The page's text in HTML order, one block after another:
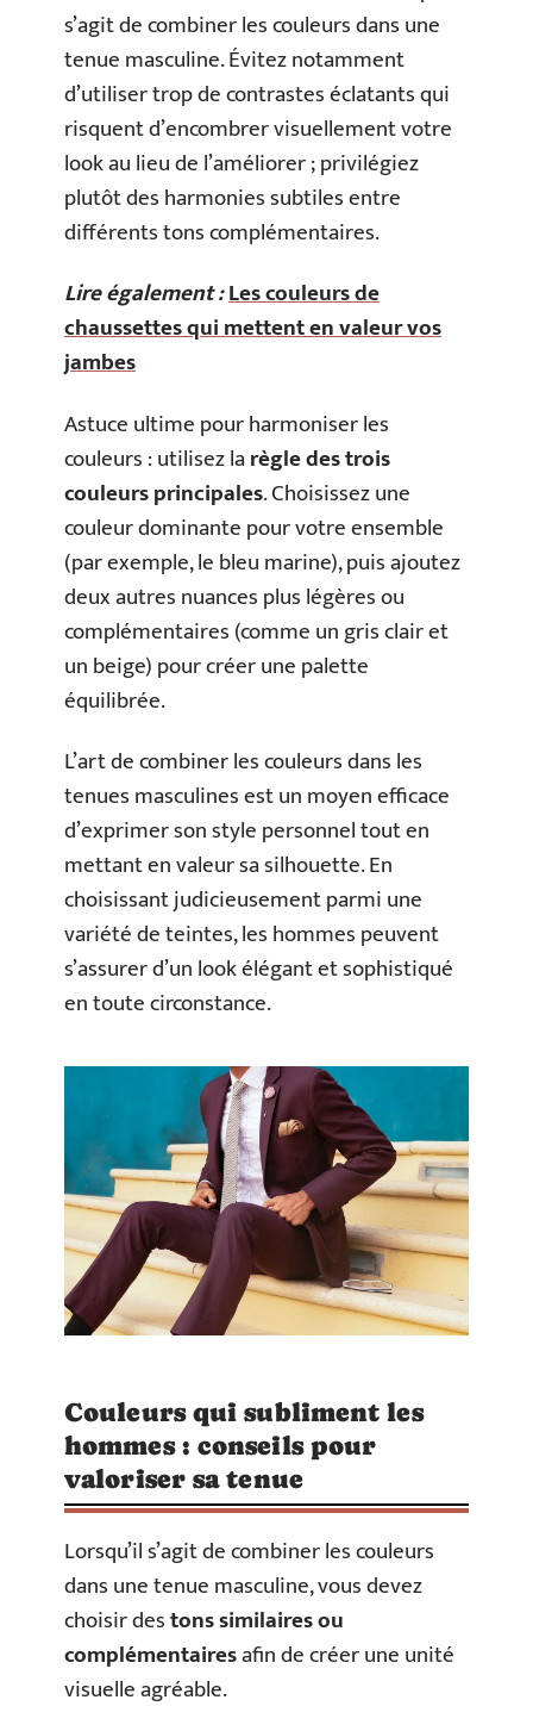
s’agit de combiner les couleurs dans une
tenue masculine. Évitez notamment
d’utiliser trop de contrastes éclatants qui
risquent d’encombrer visuellement votre
look au lieu de l’améliorer ; privilégiez
plutôt des harmonies subtiles entre
différents tons complémentaires.
Lire également :Les couleurs de
chaussettes qui mettent en valeur vos
jambes
Astuce ultime pour harmoniser les
couleurs : utilisez larègle des trois
couleurs principales. Choisissez une
couleur dominante pour votre ensemble
(par exemple, le bleu marine), puis ajoutez
deux autres nuances plus légères ou
complémentaires (comme un gris clair et
un beige) pour créer une palette
équilibrée.
L’art de combiner les couleurs dans les
tenues masculines est un moyen efficace
d’exprimer son style personnel tout en
mettant en valeur sa silhouette. En
choisissant judicieusement parmi une
variété de teintes, les hommes peuvent
s’assurer d’un look élégant et sophistiqué
en toute circonstance.
Couleurs qui subliment les
hommes : conseils pour
valoriser sa tenue
Lorsqu’il s’agit de combiner les couleurs
dans une tenue masculine, vous devez
choisir destons similaires ou
complémentairesafin de créer une unité
visuelle agréable.